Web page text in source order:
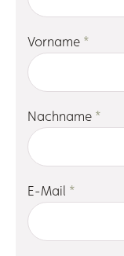
Vorname *
Nachname *
E-Mail *